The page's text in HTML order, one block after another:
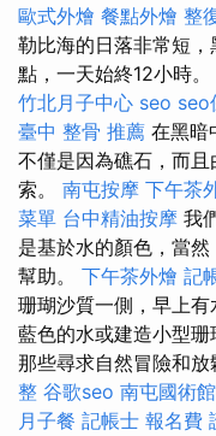
歐式外燴 餐點外燴 整
勒比海的日落非常短
點，一天始終12小時。
竹北月子中心 seo seo
臺中 整骨 推薦 在黑暗
不僅是因為礁石，而
索。 南屯按摩 下午茶
菜單 台中精油按摩 我
是基於水的顏色，當
幫助。 下午茶外燴 記
珊瑚沙質一側，早上
藍色的水或建造小型
那些尋求自然冒險和放
整 谷歌seo 南屯國術
月子餐 記帳士 報名費